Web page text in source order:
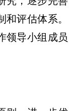
评估体系。
领导小组成员